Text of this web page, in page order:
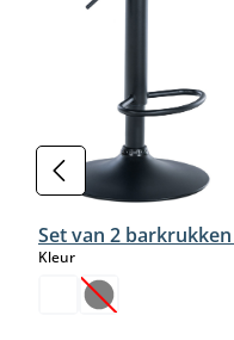
Set van 2
Kleurselect
(Deze optie is